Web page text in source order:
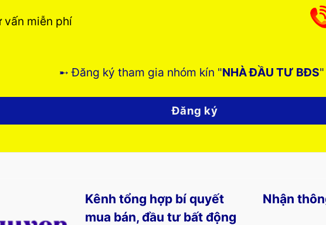
vấn miễn phí
➸ Đăng ký tham gia nhóm kín "NHÀ ĐẦU TƯ BĐS
Đăng ký
Kênh tổng hợp bí quyết
mua bán, đầu tư bất động
Nhận